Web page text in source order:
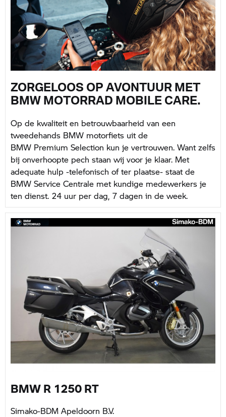
ZORGELOOS OP AVONTUUR MET
BMW MOTORRAD MOBILE CARE.
Op de kwaliteit en betrouwbaarheid van een
tweedehands BMW motorfiets uit de
BMW Premium Selection kun je vertrouwen. Want zelfs
bij onverhoopte pech staan wij voor je klaar. Met
adequate hulp -telefonisch of ter plaatse- staat de
BMW Service Centrale met kundige medewerkers je
ten dienst. 24 uur per dag, 7 dagen in de week.
BMW R 1250 RT
Simako-BDM Apeldoorn B.V.